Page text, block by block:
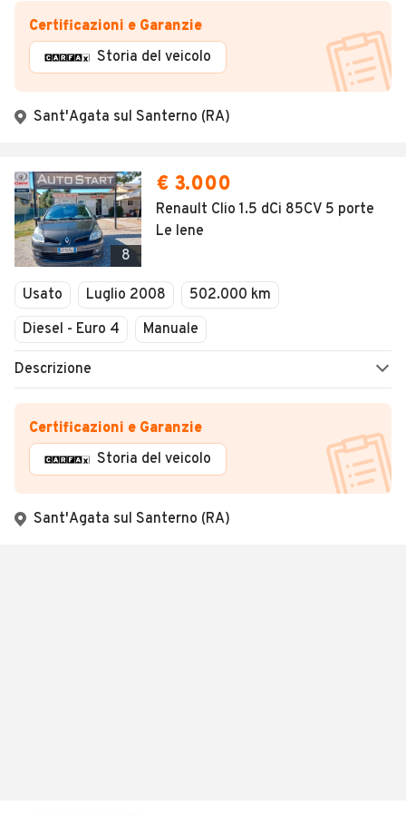
Certificazioni e Garanzie
Storia del veicolo
Sant'Agata sul Santerno (RA)
8
€ 3.000
Renault Clio 1.5 dCi 85CV 5 porte
Le Iene
Usato Luglio 2008
502.000 km
Diesel - Euro 4
Manuale
Descrizione
Certificazioni e Garanzie
Storia del veicolo
Sant'Agata sul Santerno (RA)